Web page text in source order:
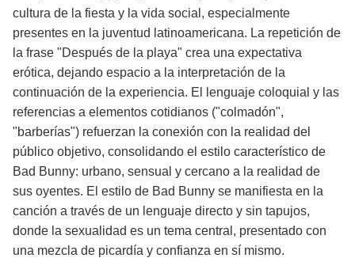
cultura de la fiesta y la vida social, especialmente
presentes en la juventud latinoamericana. La repetición de
la frase "Después de la playa" crea una expectativa
erótica, dejando espacio a la interpretación de la
continuación de la experiencia. El lenguaje coloquial y las
referencias a elementos cotidianos ("colmadón",
"barberías") refuerzan la conexión con la realidad del
público objetivo, consolidando el estilo característico de
Bad Bunny: urbano, sensual y cercano a la realidad de
sus oyentes. El estilo de Bad Bunny se manifiesta en la
canción a través de un lenguaje directo y sin tapujos,
donde la sexualidad es un tema central, presentado con
una mezcla de picardía y confianza en sí mismo.